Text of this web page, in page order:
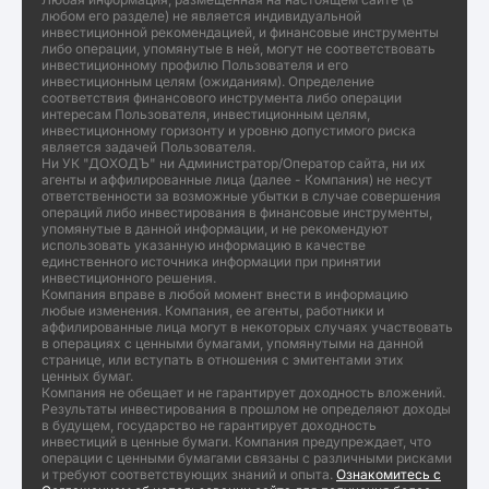
любом его разделе) не является индивидуальной
инвестиционной рекомендацией, и финансовые инструменты
либо операции, упомянутые в ней, могут не соответствовать
инвестиционному профилю Пользователя и его
инвестиционным целям (ожиданиям). Определение
соответствия финансового инструмента либо операции
интересам Пользователя, инвестиционным целям,
инвестиционному горизонту и уровню допустимого риска
является задачей Пользователя.
Ни УК "ДОХОДЪ" ни Администратор/Оператор сайта, ни их
агенты и аффилированные лица (далее - Компания) не несут
ответственности за возможные убытки в случае совершения
операций либо инвестирования в финансовые инструменты,
упомянутые в данной информации, и не рекомендуют
использовать указанную информацию в качестве
единственного источника информации при принятии
инвестиционного решения.
Компания вправе в любой момент внести в информацию
любые изменения. Компания, ее агенты, работники и
аффилированные лица могут в некоторых случаях участвовать
в операциях с ценными бумагами, упомянутыми на данной
странице, или вступать в отношения с эмитентами этих
ценных бумаг.
Компания не обещает и не гарантирует доходность вложений.
Результаты инвестирования в прошлом не определяют доходы
в будущем, государство не гарантирует доходность
инвестиций в ценные бумаги. Компания предупреждает, что
операции с ценными бумагами связаны с различными рисками
и требуют соответствующих знаний и опыта. Ознакомитесь с